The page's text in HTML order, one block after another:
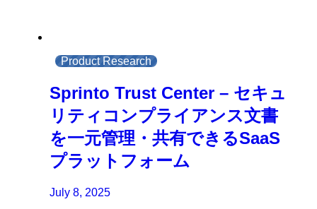
Product Research
Sprinto Trust Center – セキュ
リティコンプライアンス文書
を一元管理・共有できるSaaS
プラットフォーム
July 8, 2025